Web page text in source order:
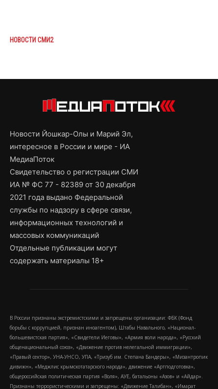
НОВОСТИ СМИ2
Новости Йошкар-Олы и Марий Эл,
интересное в России и мире - ИА
МедиаПоток
Свидетельство о регистрации СМИ
ИА № ФС 77 - 82389 от 30 декабря
2021 года выдано Федеральной
службы по надзору в сфере связи,
информационных технологий и
массовых коммуникаций
Отдельные публикации могут
содержать материалы 18+
В России признаны экстремистскими и запрещены организации: ФБК (Фонд
борьбы с коррупцией, признан иноагентом), Штабы Навального, «Национал-
большевистская партия», «Свидетели Иеговы», «Армия воли народа», «Русский
общенациональный союз», «Движение против нелегальной иммиграции»,
«Правый сектор», УНА-УНСО, УПА, «Тризуб им. Степана Бандеры», «Мизантропик
дивижн», «Меджлис крымскотатарского народа», движение «Артподготовка»,
общероссийская политическая партия «Воля», АУЕ, батальоны «Азов» и «Айдар».
Признаны террористическими и запрещены: «Движение Талибан», «Имарат